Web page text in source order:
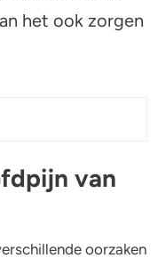
het ook zorgen
alcohol?van
oorzaken